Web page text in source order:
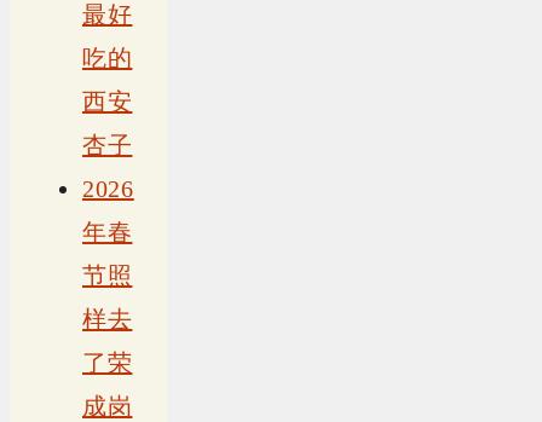
最好
吃的
西安
杏子
2026
年春
节照
样去
了荣
成岗